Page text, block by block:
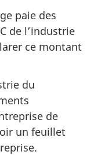
paie des
de l’industrie
ce montant
du
de
un feuillet